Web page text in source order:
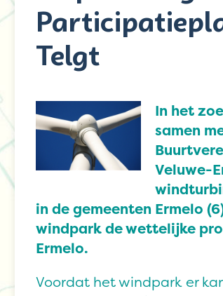
Telgt
In het
samen
Veluwe-
in de gemeenten Ermelo
windpark de wettelijke
Ermelo.
Voordat het windpark er